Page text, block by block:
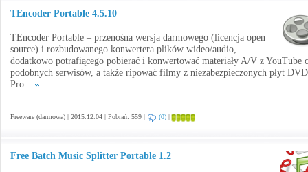
TEncoder Portable 4.5.10
TEncoder Portable – przenośna wersja darmowego (licencja open
source) i rozbudowanego konwertera plików wideo/audio,
dodatkowo potrafiącego pobierać i konwertować materiały A/V z YouTube
podobnych serwisów, a także ripować filmy z niezabezpieczonych płyt
Pro...
Freeware (darmowa) | 2015.12.04 | Pobrań: 559 | (0) |
Free Batch Music Splitter Portable 1.2